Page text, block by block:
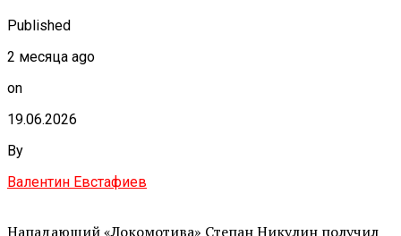
Published
2 месяца ago
on
19.06.2026
By
Валентин Евстафиев
Нападающий «Локомотива» Степан Никулин получил